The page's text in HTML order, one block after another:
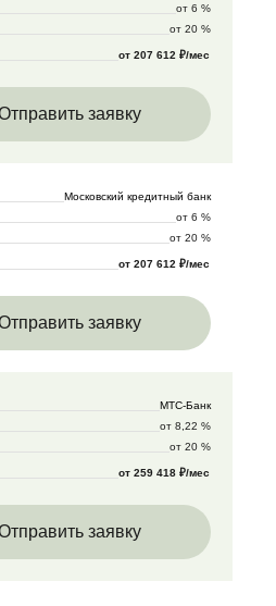
от 6 %
от 20 %
от 207 612 ₽/мес
заявку
Московский кредитный банк
от 6 %
от 20 %
от 207 612 ₽/мес
заявку
МТС-Банк
от 8,22 %
от 20 %
от 259 418 ₽/мес
заявку